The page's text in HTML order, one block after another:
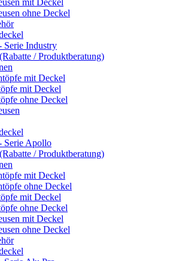
mit Deckel
ohne Deckel
Serie Industry
/ Produktberatung)
mit Deckel
mit Deckel
ohne Deckel
Serie Apollo
/ Produktberatung)
mit Deckel
ohne Deckel
mit Deckel
ohne Deckel
mit Deckel
ohne Deckel